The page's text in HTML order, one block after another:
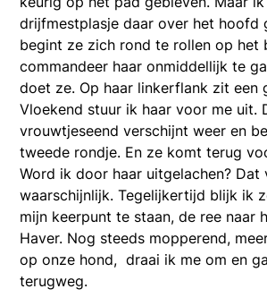
drijfmestplasje daar over het hoofd
begint ze zich rond te rollen op het
commandeer haar onmiddellijk te
doet ze. Op haar linkerflank zit een
Vloekend stuur ik haar voor me uit.
vrouwtjeseend verschijnt weer en
tweede rondje. En ze komt terug
Word ik door haar uitgelachen? Dat
waarschijnlijk. Tegelijkertijd blijk ik
mijn keerpunt te staan, de ree naar
Haver. Nog steeds mopperend,
op onze hond, draai ik me om en
terugweg.